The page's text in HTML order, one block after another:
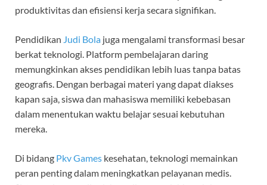
produktivitas dan efisiensi kerja secara signifikan.
Pendidikan Judi Bola juga mengalami transformasi besar
berkat teknologi. Platform pembelajaran daring
memungkinkan akses pendidikan lebih luas tanpa batas
geografis. Dengan berbagai materi yang dapat diakses
kapan saja, siswa dan mahasiswa memiliki kebebasan
dalam menentukan waktu belajar sesuai kebutuhan
mereka.
Di bidang Pkv Games kesehatan, teknologi memainkan
peran penting dalam meningkatkan pelayanan medis.